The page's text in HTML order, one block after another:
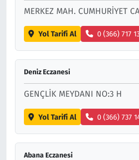
MERKEZ MAH. CUMHURİYET
Yol Tarifi Al 0 (366) 717
Deniz Eczanesi
GENÇLİK MEYDANI NO:3 H
Yol Tarifi Al 0 (366) 737
Abana Eczanesi